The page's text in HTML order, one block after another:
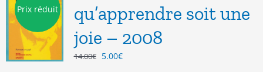
Prix réduit
qu’apprendre soit une
joie – 2008
14.00€ Le
5.00€Le